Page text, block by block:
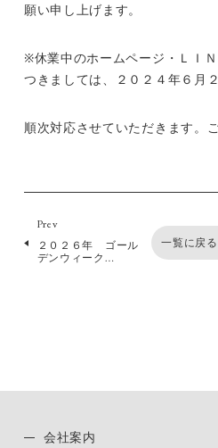
願い申し上げます。
※休業中のホームページ・ＬＩ
つきましては、２０２４年６月
順次対応させていただきます。
Prev
２０２６年 ゴール
デンウィーク…
一覧に戻る
会社案内